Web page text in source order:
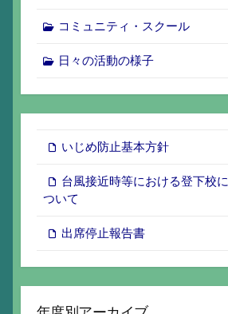
コミュニティ・スクール
日々の活動の様子
いじめ防止基本方針
台風接近時等における登下校に
ついて
出席停止報告書